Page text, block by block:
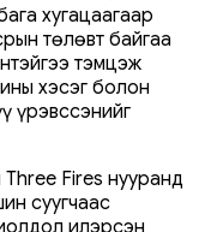
хугацаагаар
төлөвт байгаа
тэмцэж
хэсэг болон
үрэвссэнийг
Fires нууранд
суугчаас
илэрсэн